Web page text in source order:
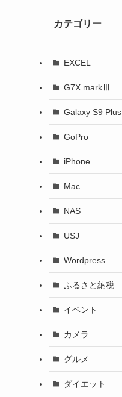
カテゴリー
EXCEL
G7X markⅢ
Galaxy S9 Plus
GoPro
iPhone
Mac
NAS
USJ
Wordpress
ふるさと納税
イベント
カメラ
グルメ
ダイエット